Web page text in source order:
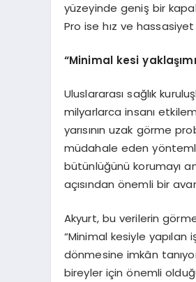
yüzeyinde geniş bir
Pro ise hız ve hassasiyet
“Minimal kesi
Uluslararası sağlık
milyarlarca insanı
yarısının uzak görme
müdahale eden
bütünlüğünü korumayı
açısından önemli bir
Akyurt, bu verilerin
“Minimal kesiyle yapılan
dönmesine imkân
bireyler için önemli